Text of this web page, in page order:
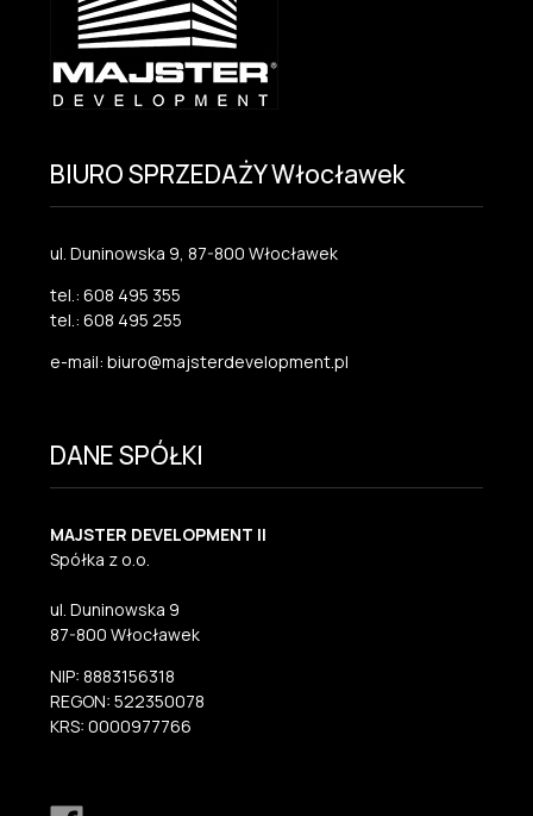
BIURO SPRZEDAŻY Włocławek
ul. Duninowska 9, 87-800 Włocławek
tel.: 608 495 355
tel.: 608 495 255
e-mail: biuro@majsterdevelopment.pl
DANE SPÓŁKI
MAJSTER DEVELOPMENT II
Spółka z o.o.
ul. Duninowska 9
87-800 Włocławek
NIP: 8883156318
REGON: 522350078
KRS: 0000977766